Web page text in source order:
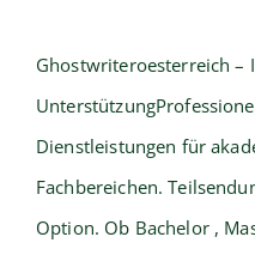
Ghostwriteroesterreich –
Dienstleistungen für
Fachbereichen.
Option. Ob Bachelor ,